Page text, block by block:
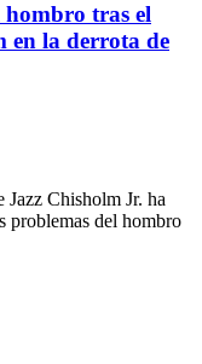
hombro tras el
en la derrota de
Chisholm Jr. ha
problemas del hombro